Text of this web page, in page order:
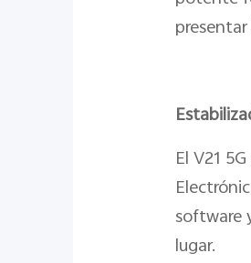
El V21
software
lugar.